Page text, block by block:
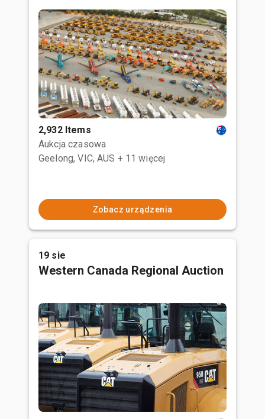
2,932 Items
Aukcja czasowa
Geelong, VIC, AUS + 11 więcej
Zobacz urządzenia
19 sie
Western Canada Regional Auction